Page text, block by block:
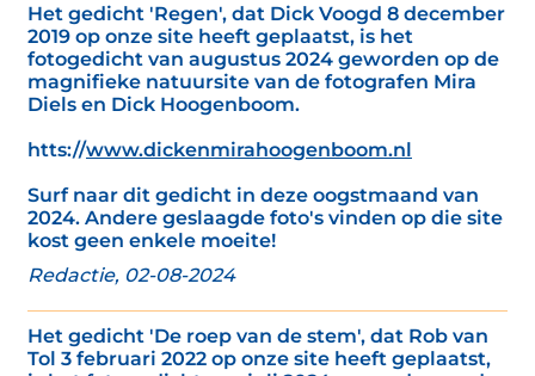
Het gedicht 'Regen', dat Dick Voogd 8 december
2019 op onze site heeft geplaatst, is het
fotogedicht van augustus 2024 geworden op de
magnifieke natuursite van de fotografen Mira
Diels en Dick Hoogenboom.
htts://www.dickenmirahoogenboom.nl
Surf naar dit gedicht in deze oogstmaand van
2024. Andere geslaagde foto's vinden op die site
kost geen enkele moeite!
Redactie, 02-08-2024
Het gedicht 'De roep van de stem', dat Rob van
Tol 3 februari 2022 op onze site heeft geplaatst,